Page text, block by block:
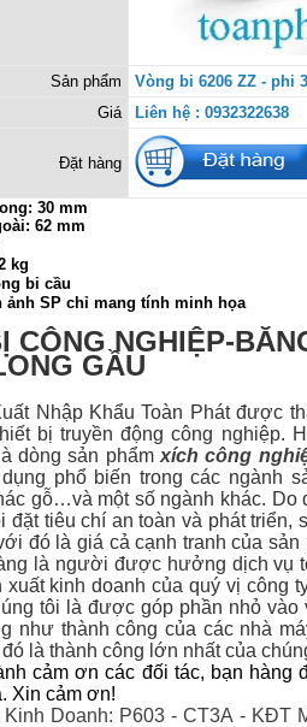
Sản phẩm
Vòng bi 6206 ZZ - phi
Giá
Liên hệ : 0932322638
Đặt hàng
30 mm
62 mm
kg
bi cầu
ảnh SP chỉ mang tính minh họa
CÔNG NGHIỆP-
GẦU
Nhập Khẩu Toàn Phát được
bị truyền động công nghiệp.
dòng sản phẩm xích công
phổ biến trong các ngành
gỗ…và một số ngành khác. Do
đặt tiêu chí an toàn và phát triển,
đó là giá cả cạnh tranh của
là người được hưởng dịch vụ
xuất kinh doanh của quý vị công
tôi là được góp phần nhỏ
như thành công của các nhà
là thành công lớn nhất của
cảm ơn các đối tác, bạn hàng
Xin cảm ơn!
Kinh Doanh: P603 - CT3A - KĐT